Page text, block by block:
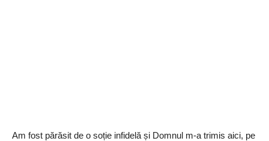
Am fost părăsit de o soție infidelă și Domnul m-a trimis aici, pe